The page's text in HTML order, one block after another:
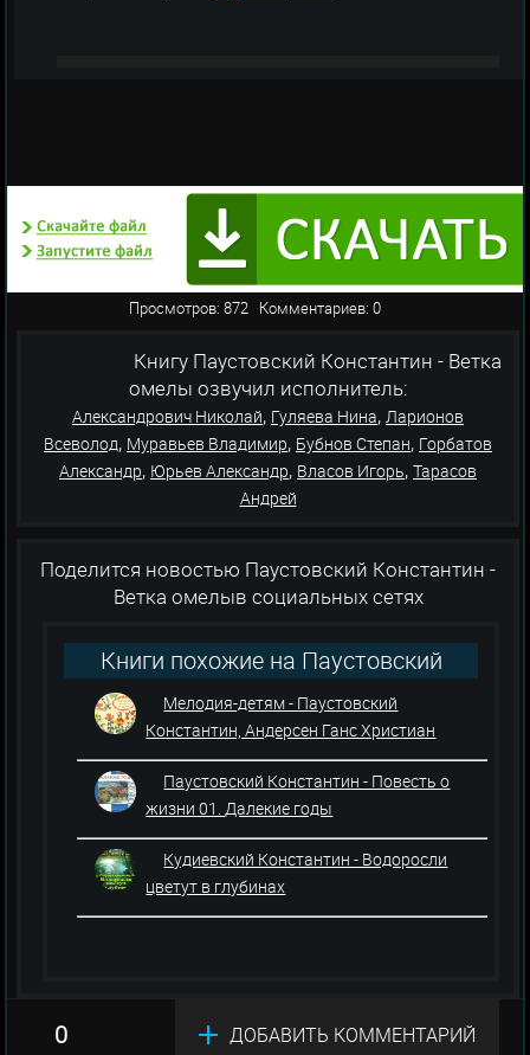
Просмотров: 872 Комментариев: 0
Книгу Паустовский Константин - Ветка
омелы озвучил исполнитель:
Александрович Николай, Гуляева Нина, Ларионов
Всеволод, Муравьев Владимир, Бубнов Степан, Горбатов
Александр, Юрьев Александр, Власов Игорь, Тарасов
Андрей
Поделится новостью Паустовский Константин -
Ветка омелыв социальных сетях
Книги похожие на Паустовский
Константин - Ветка омелы
Мелодия-детям - Паустовский
Константин, Андерсен Ганс Христиан
Паустовский Константин - Повесть о
жизни 01. Далекие годы
Кудиевский Константин - Водоросли
цветут в глубинах
0 ДОБАВИТЬ КОММЕНТАРИЙ